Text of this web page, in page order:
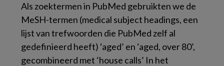
Als zoektermen in PubMed gebruikten we de
MeSH-termen (medical subject headings, een
lijst van trefwoorden die PubMed zelf al
gedefinieerd heeft) ‘aged’ en ‘aged, over 80’,
gecombineerd met ‘house calls’ In het